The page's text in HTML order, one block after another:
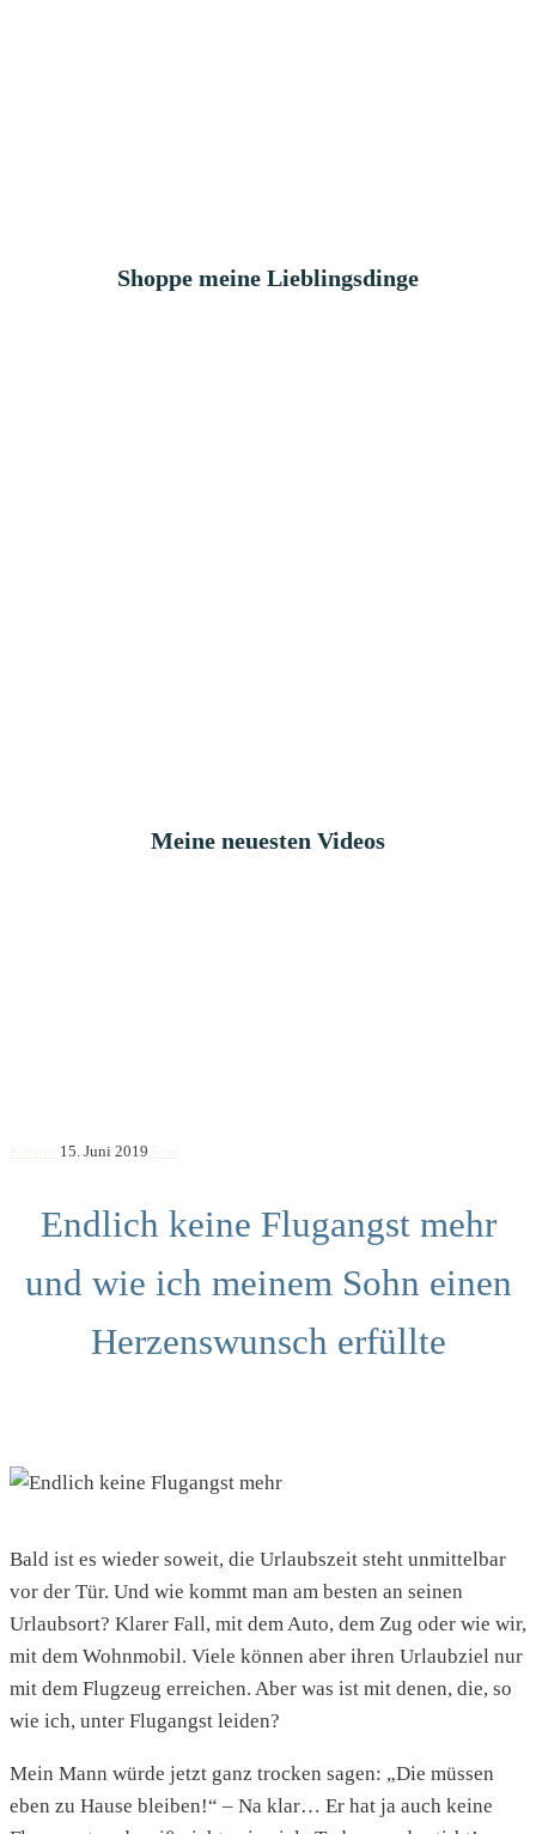
Shoppe meine Lieblingsdinge
Meine neuesten Videos
15. Juni 2019
Endlich keine Flugangst mehr
und wie ich meinem Sohn einen
Herzenswunsch erfüllte
Bald ist es wieder soweit, die Urlaubszeit steht unmittelbar
vor der Tür. Und wie kommt man am besten an seinen
Urlaubsort? Klarer Fall, mit dem Auto, dem Zug oder wie wir,
mit dem Wohnmobil. Viele können aber ihren Urlaubziel nur
mit dem Flugzeug erreichen. Aber was ist mit denen, die, so
wie ich, unter Flugangst leiden?
Mein Mann würde jetzt ganz trocken sagen: „Die müssen
eben zu Hause bleiben!“ – Na klar… Er hat ja auch keine